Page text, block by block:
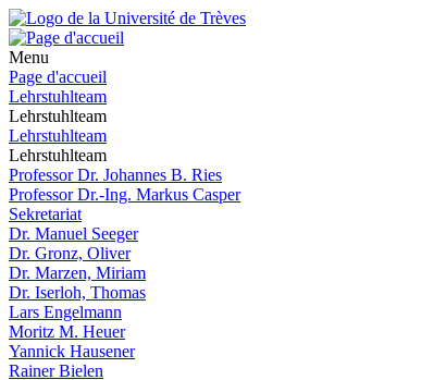
Menu
Page d'accueil
Lehrstuhlteam
Lehrstuhlteam
Lehrstuhlteam
Lehrstuhlteam
Professor Dr. Johannes B. Ries
Professor Dr.-Ing. Markus Casper
Sekretariat
Dr. Manuel Seeger
Dr. Gronz, Oliver
Dr. Marzen, Miriam
Dr. Iserloh, Thomas
Lars Engelmann
Moritz M. Heuer
Yannick Hausener
Rainer Bielen